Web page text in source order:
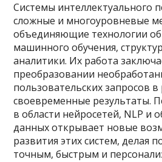
Системы интеллектуального
сложные и многоуровневые
объединяющие технологии
машинного обучения,
аналитики. Их работа
преобразовании
пользовательских запросов
своевременные результаты.
в области нейросетей, NLP и
данных открывает новые
развития этих систем, делая
точным, быстрым и